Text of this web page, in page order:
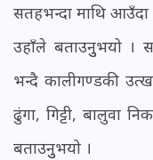
सतहभन्दा माथि
उहाँले बताउनुुभयो ।
भन्दै कालीगण्डकी
ढुंगा, गिट्टी, बालुवा
बताउनुुभयो ।